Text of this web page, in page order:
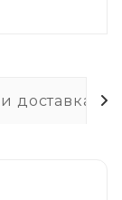
доставка